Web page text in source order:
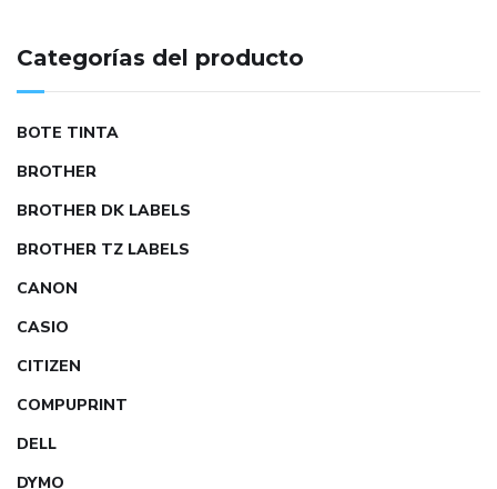
Categorías del producto
BOTE TINTA
BROTHER
BROTHER DK LABELS
BROTHER TZ LABELS
CANON
CASIO
CITIZEN
COMPUPRINT
DELL
DYMO